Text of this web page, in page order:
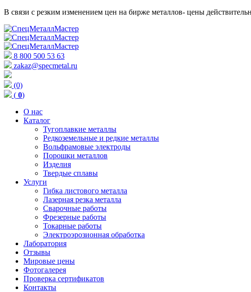
В связи с резким изменением цен на бирже металлов- цены
8 800 500 53 63
zakaz@specmetal.ru
(0)
( 0)
О нас
Каталог
Тугоплавкие металлы
Редкоземельные и редкие металлы
Вольфрамовые электроды
Порошки металлов
Изделия
Твердые сплавы
Услуги
Гибка листового металла
Лазерная резка металла
Сварочные работы
Фрезерные работы
Токарные работы
Электроэрозионная обработка
Лаборатория
Отзывы
Мировые цены
Фотогалерея
Проверка сертификатов
Контакты